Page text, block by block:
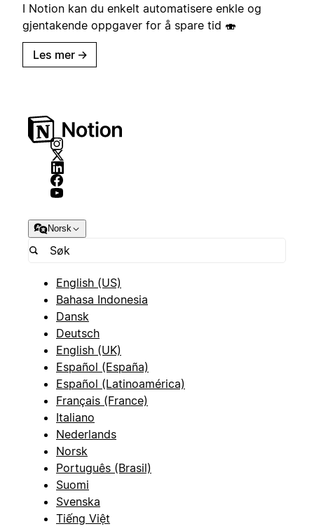
I Notion kan du enkelt automatisere enkle og
gjentakende oppgaver for å spare tid 🍣
Les mer →
Norsk
English (US)
Bahasa Indonesia
Dansk
Deutsch
English (UK)
Español (España)
Español (Latinoamérica)
Français (France)
Italiano
Nederlands
Norsk
Português (Brasil)
Suomi
Svenska
Tiếng Việt